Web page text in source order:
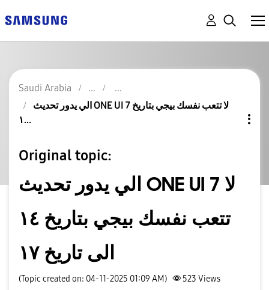
Saudi Arabia
الي يدور تحديث ONE UI 7 لا تتعب نفسك بيجي بتاريخ
١...
Original topic:
الي يدور تحديث ONE UI 7 لا
تتعب نفسك بيجي بتاريخ ١٤
الى تاريخ ١٧
(Topic created on: 04-11-2025 01:09 AM) 523 Views